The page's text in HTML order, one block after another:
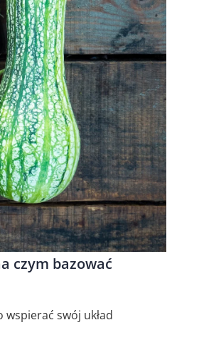
czym bazować
swój układ